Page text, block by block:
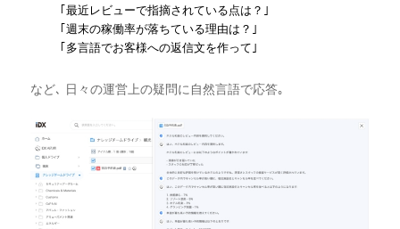
｢最近レビューで指摘されている点は？｣
｢週末の稼働率が落ちている理由は？｣
｢多言語でお客様への返信文を作って｣
など､ 日々の運営上の疑問に自然言語で応答｡